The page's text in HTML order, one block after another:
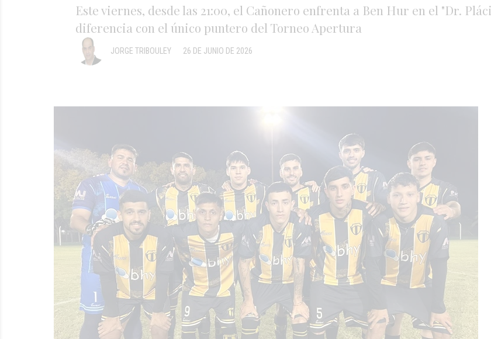
Este viernes, desde las 21:00, el Cañonero enfrenta a Ben Hur en el "Dr.
diferencia con el único puntero del Torneo Apertura
26 DE JUNIO DE 2026
JORGE TRIBOULEY